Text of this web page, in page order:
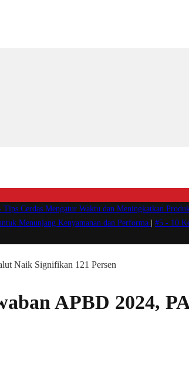
Tips Cerdas Mengatur Waktu dan Meningkatkan
Menunjang Kenyamanan dan Performa #5 - 10
Naik Signifikan 121 Persen
APBD 2024,